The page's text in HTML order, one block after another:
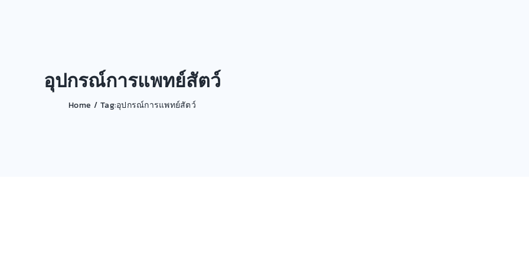
อุปกรณ์การแพทย์สัตว์
Home Tag:อุปกรณ์การแพทย์สัตว์